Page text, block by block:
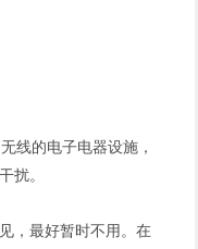
线的电子电器设施，
扰。
，最好暂时不用。在